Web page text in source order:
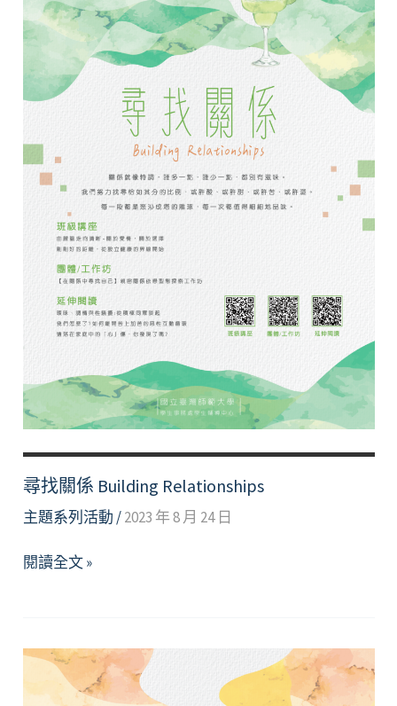
尋找關係 Building Relationships
主題系列活動 /2023 年 8 月 24 日
尋
Building
Relationships
閱讀全文 »